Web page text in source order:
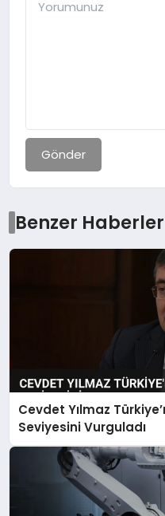
Gönder
Benzer Haberler
Cevdet Yılmaz
Seviyesini Vurguladı